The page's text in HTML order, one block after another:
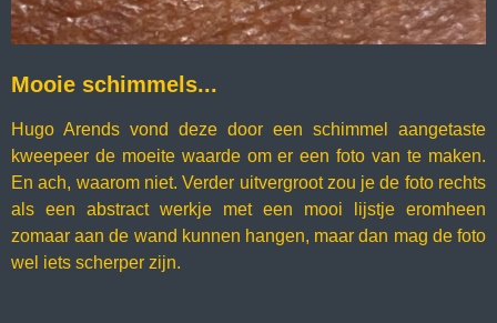
Mooie schimmels...
Hugo Arends vond deze door een schimmel aangetaste
kweepeer de moeite waarde om er een foto van te maken.
En ach, waarom niet. Verder uitvergroot zou je de foto rechts
als een abstract werkje met een mooi lijstje eromheen
zomaar aan de wand kunnen hangen, maar dan mag de foto
wel iets scherper zijn.